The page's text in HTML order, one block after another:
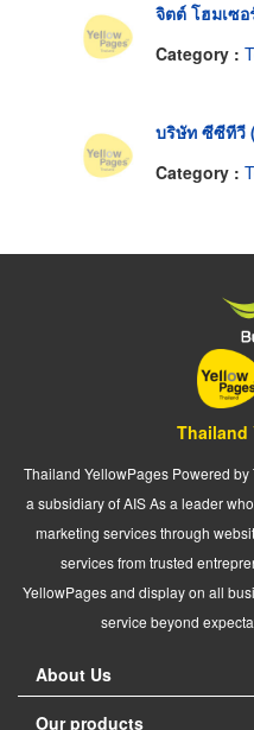
จิตต์ โฮมเซอ
Category :
บริษัท ซีซีทีวี
Category :
Thailand
Thailand YellowPages Powered
a subsidiary of AIS As a leader
marketing services through
services from trusted
YellowPages and display on all
service beyond
About Us
Our products